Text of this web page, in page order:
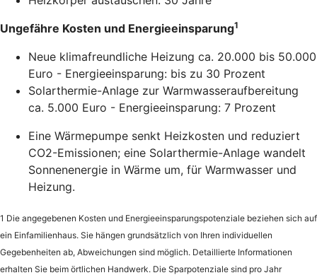
Ungefähre Kosten und Energieeinsparung1
Neue klimafreundliche Heizung ca. 20.000 bis 50.000
Euro - Energieeinsparung: bis zu 30 Prozent
Solarthermie-Anlage zur Warmwasseraufbereitung
ca. 5.000 Euro - Energieeinsparung: 7 Prozent
Eine Wärmepumpe senkt Heizkosten und reduziert
CO2-Emissionen; eine Solarthermie-Anlage wandelt
Sonnenenergie in Wärme um, für Warmwasser und
Heizung.
1 Die angegebenen Kosten und Energieeinsparungspotenziale beziehen sich auf
ein Einfamilienhaus. Sie hängen grundsätzlich von Ihren individuellen
Gegebenheiten ab, Abweichungen sind möglich. Detaillierte Informationen
erhalten Sie beim örtlichen Handwerk. Die Sparpotenziale sind pro Jahr